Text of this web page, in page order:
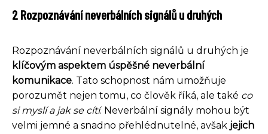
2 Rozpoznávání neverbálních signálů u druhých
Rozpoznávání neverbálních signálů u druhých je
klíčovým aspektem úspěšné neverbální
komunikace. Tato schopnost nám umožňuje
porozumět nejen tomu, co člověk říká, ale také co
si myslí a jak se cítí. Neverbální signály mohou být
velmi jemné a snadno přehlédnutelné, avšak jejich